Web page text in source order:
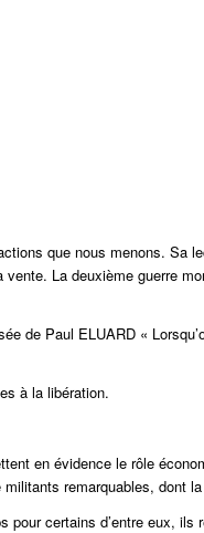
que nous menons. Sa
La deuxième guerre
de Paul ELUARD «
à la libération.
en évidence le rôle
remarquables, dont
certains d’entre eux,